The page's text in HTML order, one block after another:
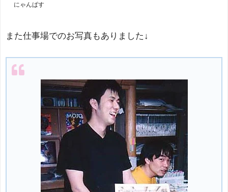
にゃんぱす
また仕事場でのお写真もありました↓